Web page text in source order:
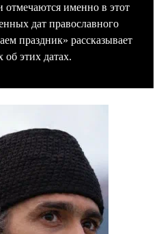
отмечаются именно в этот
дат православного
праздник» рассказывает
этих датах.